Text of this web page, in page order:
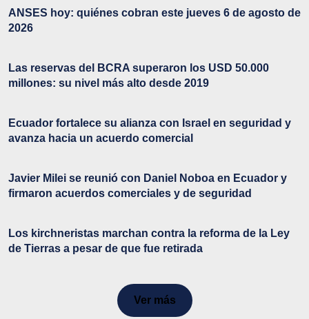
ANSES hoy: quiénes cobran este jueves 6 de agosto de
2026
Las reservas del BCRA superaron los USD 50.000
millones: su nivel más alto desde 2019
Ecuador fortalece su alianza con Israel en seguridad y
avanza hacia un acuerdo comercial
Javier Milei se reunió con Daniel Noboa en Ecuador y
firmaron acuerdos comerciales y de seguridad
Los kirchneristas marchan contra la reforma de la Ley
de Tierras a pesar de que fue retirada
Ver más